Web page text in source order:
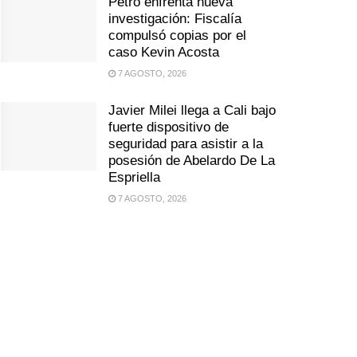
investigación: Fiscalía
compulsó copias por el
caso Kevin Acosta
7 AGOSTO, 2026
Javier Milei llega a Cali bajo
fuerte dispositivo de
seguridad para asistir a la
posesión de Abelardo De La
Espriella
7 AGOSTO, 2026